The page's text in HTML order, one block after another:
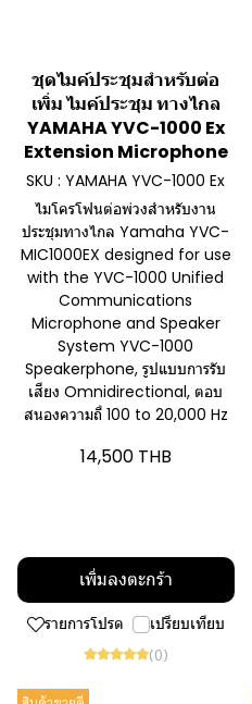
ชุดไมค์ประชุมสำหรับต่อ
เพิ่ม ไมค์ประชุม ทางไกล
YAMAHA YVC-1000 Ex
Extension Microphone
SKU : YAMAHA YVC-1000 Ex
ไมโครโฟนต่อพ่วงสำหรับงาน
ประชุมทางไกล Yamaha YVC-
MIC1000EX designed for use
with the YVC-1000 Unified
Communications
Microphone and Speaker
System YVC-1000
Speakerphone, รูปแบบการรับ
เสียง Omnidirectional, ตอบ
สนองความถี่ 100 to 20,000 Hz
14,500 THB
เพิ่มลงตะกร้า
รายการโปรด เปรียบเทียบ
(0)